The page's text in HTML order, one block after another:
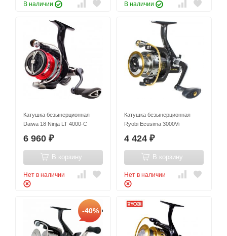
В наличии В наличии
Катушка безынерционная
Daiwa 18 Ninja LT 4000-C
6 960 ₽
В корзину
Нет в наличии
Катушка безынерционная
Ryobi Ecusima 3000Vi
4 424 ₽
В корзину
Нет в наличии
-40%